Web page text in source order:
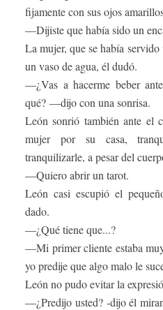
fijamente con sus ojos
—Dijiste que había sido un
La mujer, que se había
un vaso de agua, él dudó.
—¿Vas a hacerme beber
qué? —dijo con una sonrisa.
León sonrió también ante el
mujer por su casa,
tranquilizarle, a pesar del
—Quiero abrir un tarot.
León casi escupió el
dado.
—¿Qué tiene que...?
—Mi primer cliente estaba
yo predije que algo malo le
León no pudo evitar la
—¿Predijo usted? -dijo él